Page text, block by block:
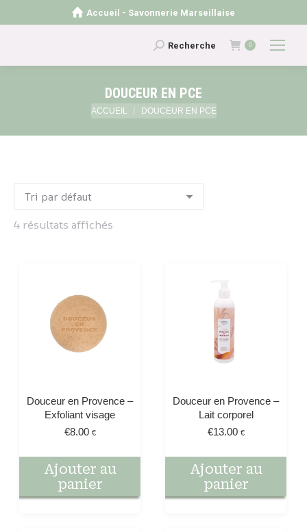
Accueil - Savonnerie Marseillaise
Recherche
:
Recherche 0
DOUCEUR EN PCE
Vous êtes ici :
ACCUEIL DOUCEUR EN PCE
4 résultats affichés
Douceur en Provence –
Exfoliant visage
€8.00 €
Ajouter au
panier
Douceur en Provence –
Lait corporel
€13.00 €
Ajouter au
panier